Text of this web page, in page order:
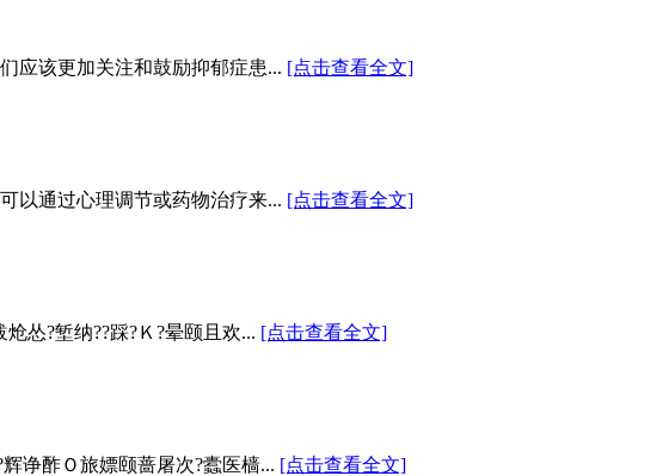
应该更加关注和鼓励抑郁症患... [点击查看全文]
以通过心理调节或药物治疗来... [点击查看全文]
怂?堑纳??踩?Ｋ?晕颐且欢... [点击查看全文]
诤酢Ｏ旅嫖颐蔷屠次?蠹医樯... [点击查看全文]